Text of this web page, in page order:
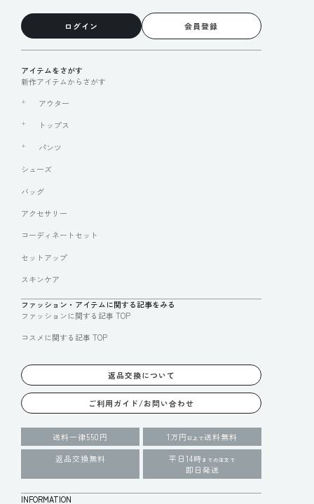
ログイン 会員登録
アイテムをさがす
新作アイテムからさがす
アウター
トップス
パンツ
シューズ
バッグ
アクセサリー
コーディネートセット
セットアップ
スキンケア
ファッション・アイテムに関する記事をみる
ファッションに関する記事 TOP
コスメに関する記事 TOP
返品交換について
ご利用ガイド/お問い合わせ
送料一律550円 1万円 以上で送料無料
返品交換無料
平日14時 までの注文で
即日発送
INFORMATION